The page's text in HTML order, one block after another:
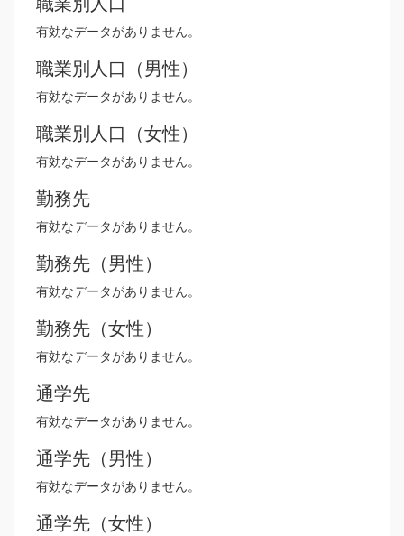
有効なデータがありません。
職業別人口（男性）
有効なデータがありません。
職業別人口（女性）
有効なデータがありません。
勤務先
有効なデータがありません。
勤務先（男性）
有効なデータがありません。
勤務先（女性）
有効なデータがありません。
通学先
有効なデータがありません。
通学先（男性）
有効なデータがありません。
通学先（女性）